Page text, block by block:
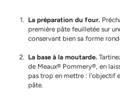
La préparation du four.
première pâte feuilletée sur
conservant bien sa forme
La base à la moutarde.
de Meaux® Pommery®, en
pas trop en mettre : l’objectif
pâte.